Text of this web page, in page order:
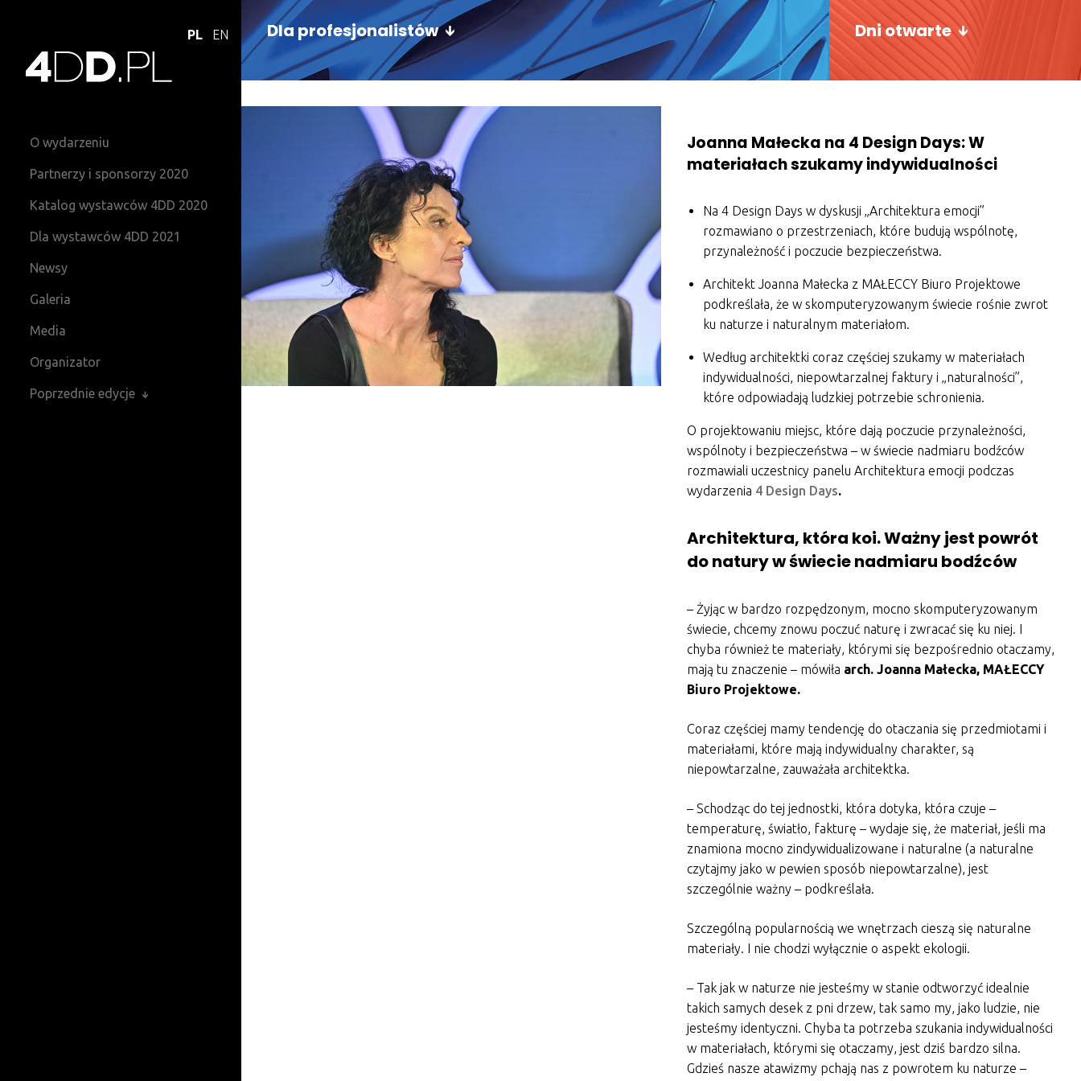
PL EN
O wydarzeniu
Partnerzy i sponsorzy 2020
Katalog wystawców 4DD 2020
Dla wystawców 4DD 2021
Newsy
Galeria
Media
Organizator
Poprzednie edycje
Dla profesjonalistów Dni otwarte
Joanna Małecka na 4 Design Days: W
materiałach szukamy indywidualności
Na 4 Design Days w dyskusji „Architektura emocji”
rozmawiano o przestrzeniach, które budują wspólnotę,
przynależność i poczucie bezpieczeństwa.
Architekt Joanna Małecka z MAŁECCY Biuro Projektowe
podkreślała, że w skomputeryzowanym świecie rośnie zwrot
ku naturze i naturalnym materiałom.
Według architektki coraz częściej szukamy w materiałach
indywidualności, niepowtarzalnej faktury i „naturalności”,
które odpowiadają ludzkiej potrzebie schronienia.
O projektowaniu miejsc, które dają poczucie przynależności,
wspólnoty i bezpieczeństwa – w świecie nadmiaru bodźców
rozmawiali uczestnicy panelu Architektura emocji podczas
wydarzenia 4 Design Days.
Architektura, która koi. Ważny jest powrót
do natury w świecie nadmiaru bodźców
– Żyjąc w bardzo rozpędzonym, mocno skomputeryzowanym
świecie, chcemy znowu poczuć naturę i zwracać się ku niej. I
chyba również te materiały, którymi się bezpośrednio otaczamy,
mają tu znaczenie – mówiła arch. Joanna Małecka, MAŁECCY
Biuro Projektowe.
Coraz częściej mamy tendencję do otaczania się przedmiotami i
materiałami, które mają indywidualny charakter, są
niepowtarzalne, zauważała architektka.
– Schodząc do tej jednostki, która dotyka, która czuje –
temperaturę, światło, fakturę – wydaje się, że materiał, jeśli ma
znamiona mocno zindywidualizowane i naturalne (a naturalne
czytajmy jako w pewien sposób niepowtarzalne), jest
szczególnie ważny – podkreślała.
Szczególną popularnością we wnętrzach cieszą się naturalne
materiały. I nie chodzi wyłącznie o aspekt ekologii.
– Tak jak w naturze nie jesteśmy w stanie odtworzyć idealnie
takich samych desek z pni drzew, tak samo my, jako ludzie, nie
jesteśmy identyczni. Chyba ta potrzeba szukania indywidualności
w materiałach, którymi się otaczamy, jest dziś bardzo silna.
Gdzieś nasze atawizmy pchają nas z powrotem ku naturze –